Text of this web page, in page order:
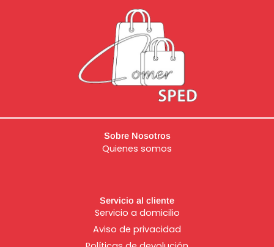
Sobre Nosotros
Quienes somos
Servicio al cliente
Servicio a domicilio
Aviso de privacidad